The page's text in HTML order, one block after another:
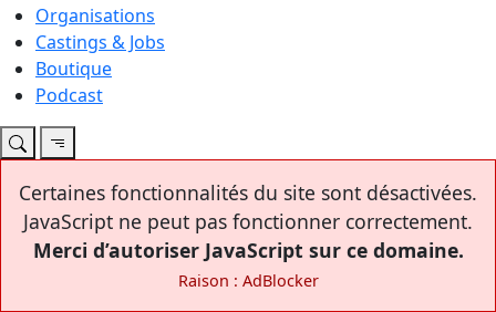
Organisations
Castings & Jobs
Boutique
Podcast
Certaines fonctionnalités du site sont désactivées.
JavaScript ne peut pas fonctionner correctement.
Merci d’autoriser JavaScript sur ce domaine.
Raison : AdBlocker